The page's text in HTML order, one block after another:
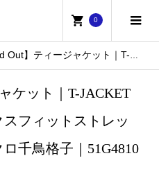
0
ジャケット｜T-JACKET｜コットン混リラックスフィットストレッチジャケット｜マイクロ千鳥格子｜51G4810｜S
ケット｜T-JACKET
スフィットストレッ
千鳥格子｜51G4810